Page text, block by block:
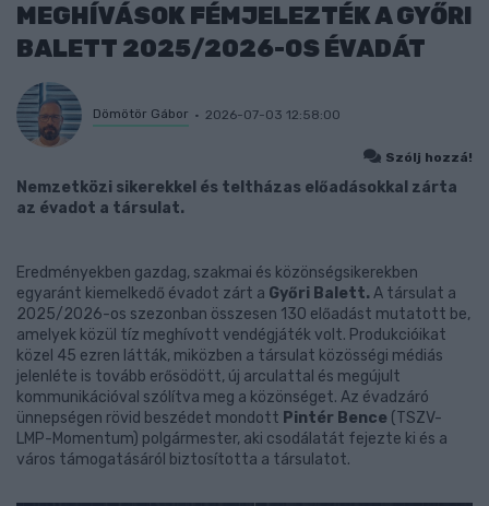
MEGHÍVÁSOK FÉMJELEZTÉK A GYŐRI
BALETT 2025/2026-OS ÉVADÁT
Dömötör Gábor 2026-07-03 12:58:00
Szólj hozzá!
Nemzetközi sikerekkel és teltházas előadásokkal zárta
az évadot a társulat.
Eredményekben gazdag, szakmai és közönségsikerekben
egyaránt kiemelkedő évadot zárt a Győri Balett.A társulat a
2025/2026-os szezonban összesen 130 előadást mutatott be,
amelyek közül tíz meghívott vendégjáték volt. Produkcióikat
közel 45 ezren látták, miközben a társulat közösségi médiás
jelenléte is tovább erősödött, új arculattal és megújult
kommunikációval szólítva meg a közönséget. Az évadzáró
ünnepségen rövid beszédet mondott Pintér Bence (TSZV-
LMP-Momentum) polgármester, aki csodálatát fejezte ki és a
város támogatásáról biztosította a társulatot.